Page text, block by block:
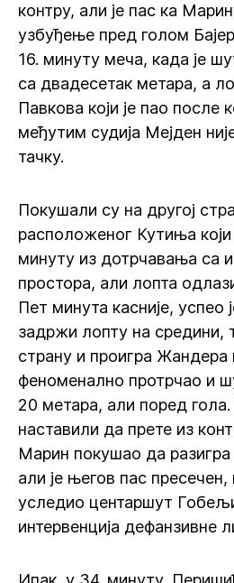
контру, али је пас ка
узбуђење пред голом
16. минуту меча, када је
са двадесетак метара, а
Павкова који је пао после
међутим судија Мејден
тачку.
Покушали су на другој
расположеног Кутиња који
минуту из дотрчавања са
простора, али лопта
Пет минута касније, успео
задржи лопту на средини,
страну и проигра Жандера
феноменално протрчао и
20 метара, али поред
наставили да прете из
Марин покушао да
али је његов пас пресечен,
уследио центаршут
интервенција дефанзивне